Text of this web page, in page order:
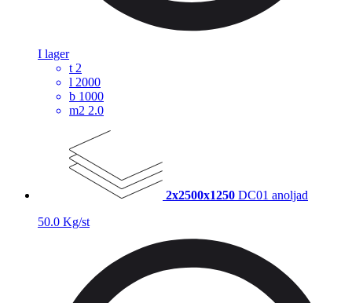
I lager
t 2
l 2000
b 1000
m2 2.0
2x2500x1250 DC01 anoljad
50.0 Kg/st